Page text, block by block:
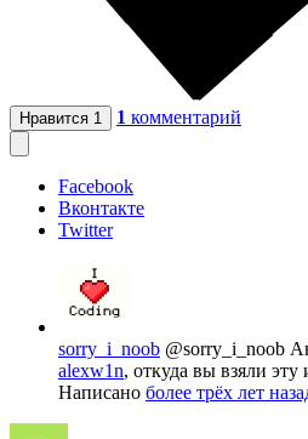
Нравится 1 1 комментарий
Facebook
Вконтакте
Twitter
sorry_i_noob @sorry_i_noob
alexw1n, откуда вы взяли
Написано более трёх лет